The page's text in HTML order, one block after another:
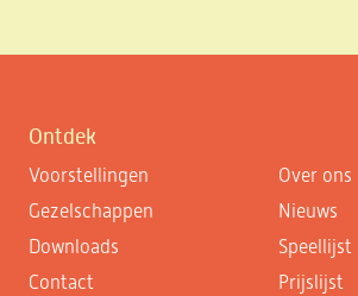
Ontdek
Voorstellingen
Over ons
Gezelschappen
Nieuws
Downloads
Speellijst
Contact
Prijslijst